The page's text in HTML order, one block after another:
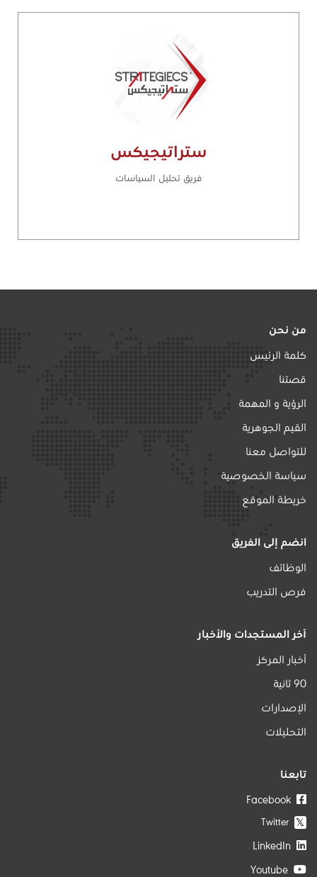
ستراتيجيكس
فريق تحليل السياسات
من نحن
كلمة الرئيس
قصتنا
الرؤية و المهمة
القيم الجوهرية
للتواصل معنا
سياسة الخصوصية
خريطة الموقع
انضم إلى الفريق
الوظائف
فرص التدريب
آخر المستجدات والأخبار
أخبار المركز
90 ثانية
الإصدارات
التحليلات
تابعنا
𝕏
Twitter